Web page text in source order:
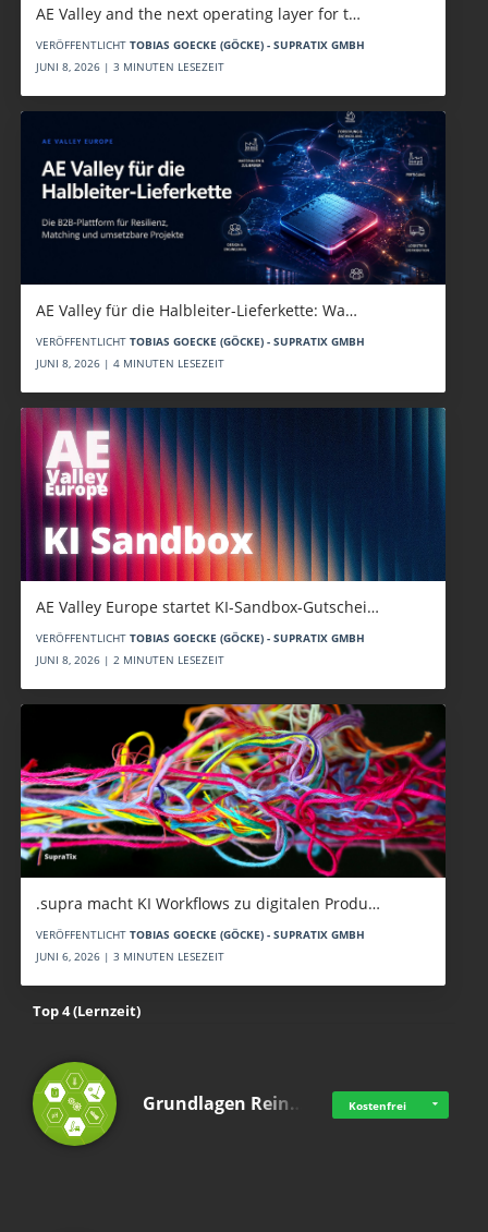
AE Valley and the next operating layer for t…
VERÖFFENTLICHT TOBIAS GOECKE (GÖCKE) - SUPRATIX GMBH
JUNI 8, 2026 | 3 MINUTEN LESEZEIT
AE Valley für die Halbleiter-Lieferkette: Wa…
VERÖFFENTLICHT TOBIAS GOECKE (GÖCKE) - SUPRATIX GMBH
JUNI 8, 2026 | 4 MINUTEN LESEZEIT
AE Valley Europe startet KI-Sandbox-Gutschei…
VERÖFFENTLICHT TOBIAS GOECKE (GÖCKE) - SUPRATIX GMBH
JUNI 8, 2026 | 2 MINUTEN LESEZEIT
.supra macht KI Workflows zu digitalen Produ…
VERÖFFENTLICHT TOBIAS GOECKE (GÖCKE) - SUPRATIX GMBH
JUNI 6, 2026 | 3 MINUTEN LESEZEIT
Top 4 (Lernzeit)
Grundlagen Rein… Kostenfrei